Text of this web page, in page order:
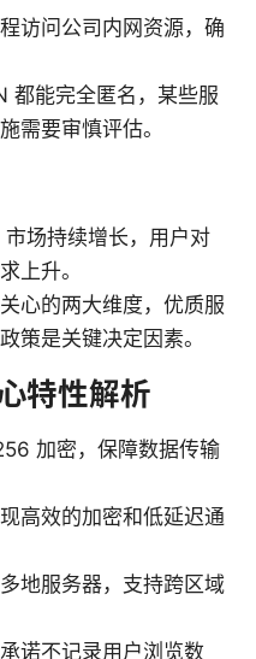
访问公司内网资源，确
都能完全匿名，某些服
需要审慎评估。
场持续增长，用户对
上升。
心的两大维度，优质服
策是关键决定因素。
特性解析
加密，保障数据传输
高效的加密和低延迟通
地服务器，支持跨区域
诺不记录用户浏览数